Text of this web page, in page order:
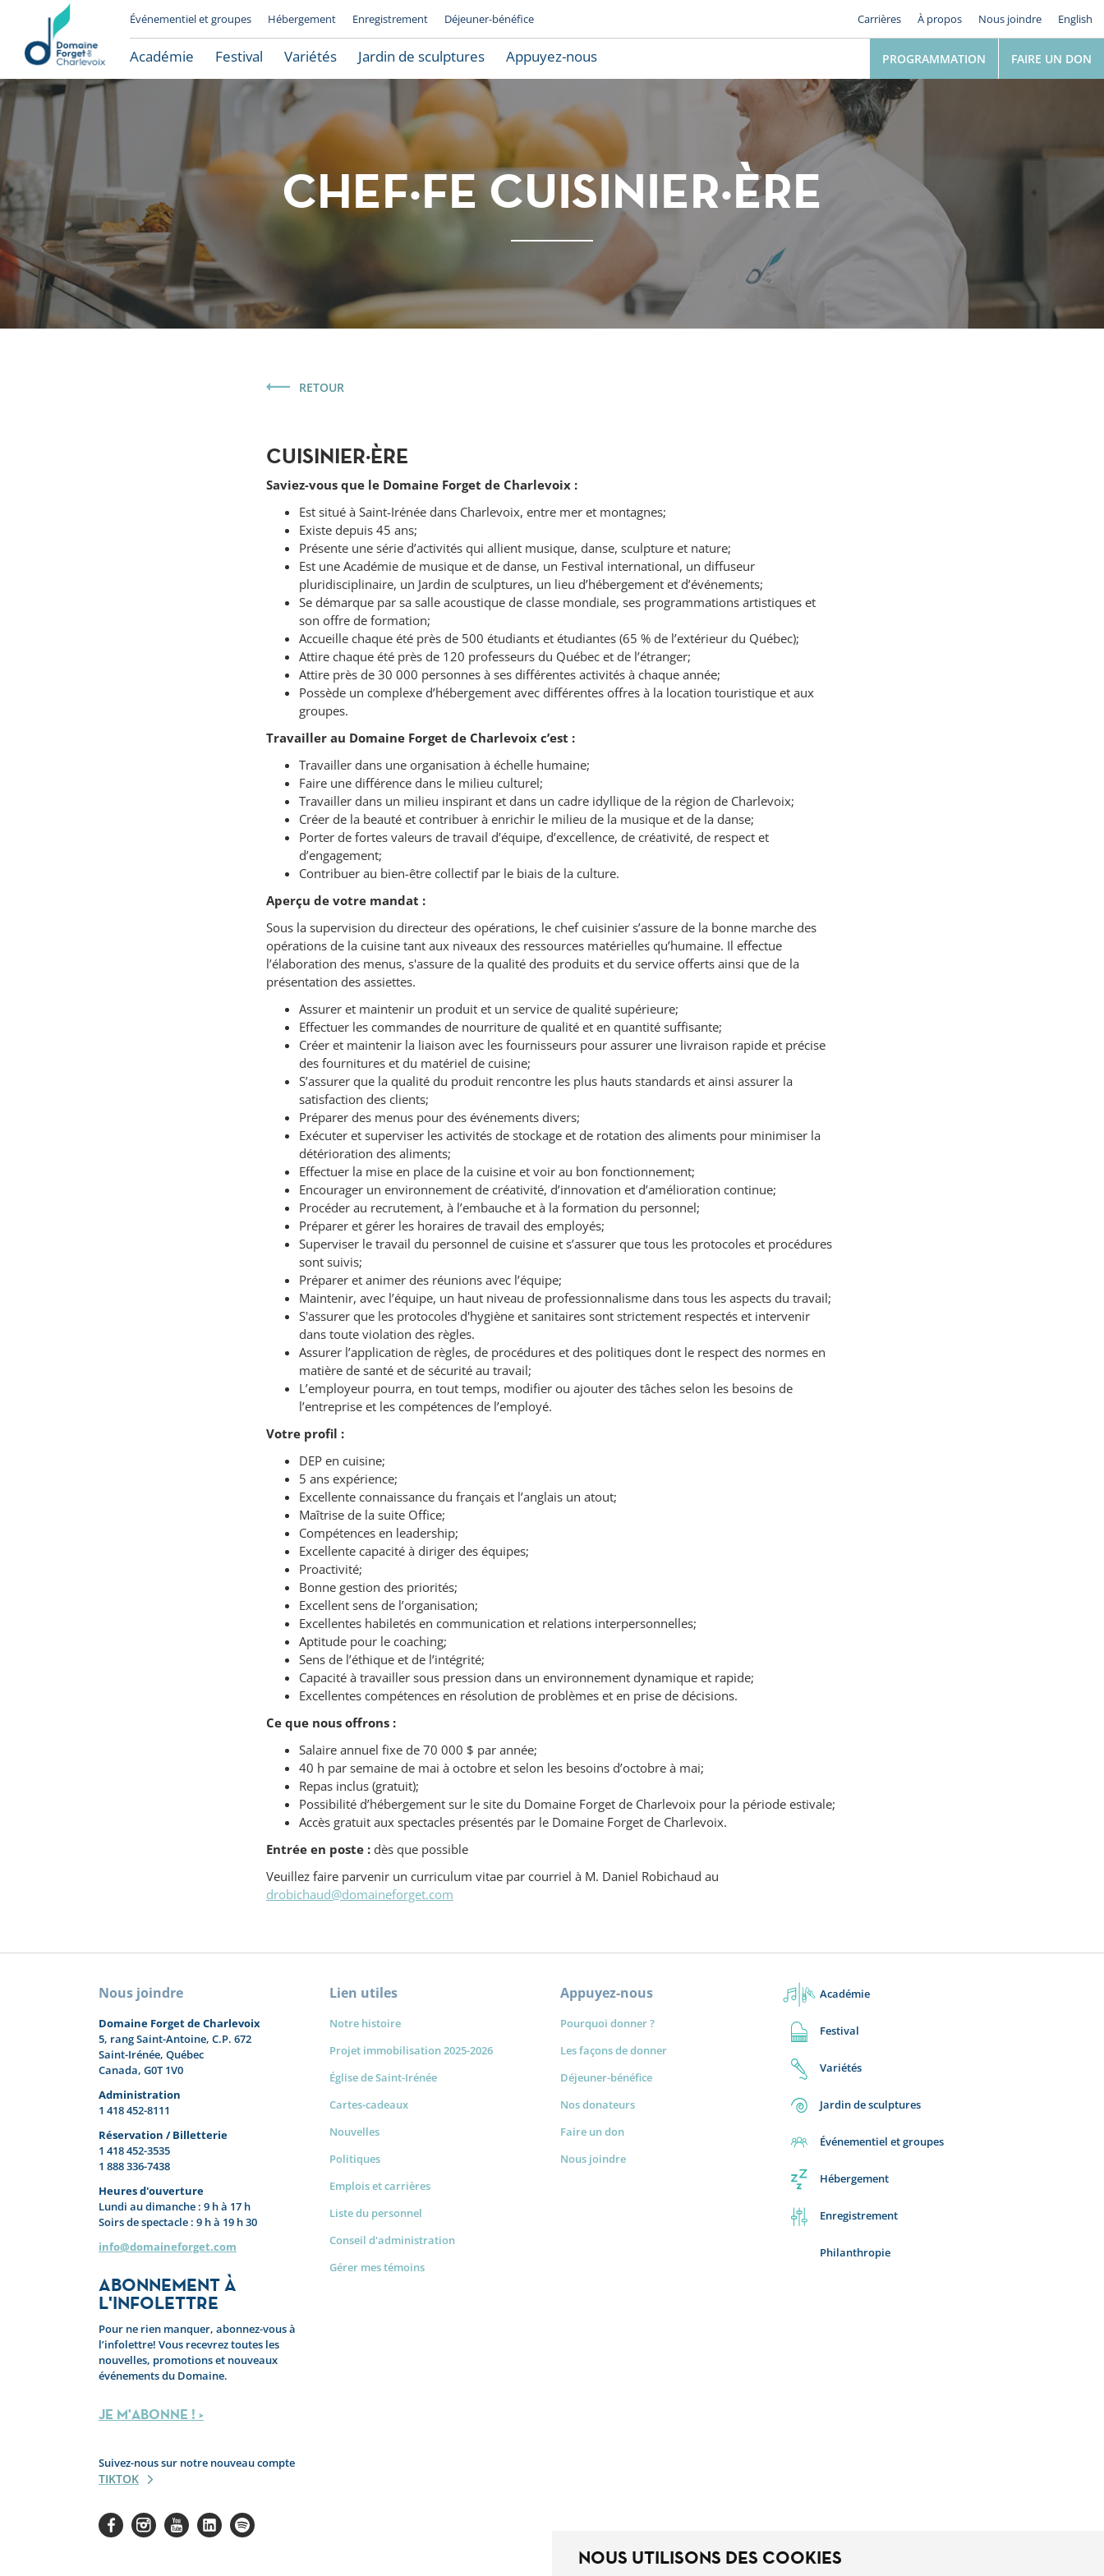
NOUS UTILISONS DES COOKIES
Le Domaine Forget
Événementiel et groupes Hébergement Enregistrement Déjeuner-bénéfice Carrières À propos Nous joindre English
Académie Festival Variétés Jardin de sculptures Appuyez-nous PROGRAMMATION FAIRE UN DON
CHEF·FE CUISINIER·ÈRE
RETOUR
CUISINIER·ÈRE
Saviez-vous que le Domaine Forget de Charlevoix :
Est situé à Saint-Irénée dans Charlevoix, entre mer et montagnes;
Existe depuis 45 ans;
Présente une série d’activités qui allient musique, danse, sculpture et nature;
Est une Académie de musique et de danse, un Festival international, un diffuseur
pluridisciplinaire, un Jardin de sculptures, un lieu d’hébergement et d’événements;
Se démarque par sa salle acoustique de classe mondiale, ses programmations artistiques et
son offre de formation;
Accueille chaque été près de 500 étudiants et étudiantes (65 % de l’extérieur du Québec);
Attire chaque été près de 120 professeurs du Québec et de l’étranger;
Attire près de 30 000 personnes à ses différentes activités à chaque année;
Possède un complexe d’hébergement avec différentes offres à la location touristique et aux
groupes.
Travailler au Domaine Forget de Charlevoix c’est :
Travailler dans une organisation à échelle humaine;
Faire une différence dans le milieu culturel;
Travailler dans un milieu inspirant et dans un cadre idyllique de la région de Charlevoix;
Créer de la beauté et contribuer à enrichir le milieu de la musique et de la danse;
Porter de fortes valeurs de travail d’équipe, d’excellence, de créativité, de respect et
d’engagement;
Contribuer au bien-être collectif par le biais de la culture.
Aperçu de votre mandat :
Sous la supervision du directeur des opérations, le chef cuisinier s’assure de la bonne marche des
opérations de la cuisine tant aux niveaux des ressources matérielles qu’humaine. Il effectue
l’élaboration des menus, s'assure de la qualité des produits et du service offerts ainsi que de la
présentation des assiettes.
Assurer et maintenir un produit et un service de qualité supérieure;
Effectuer les commandes de nourriture de qualité et en quantité suffisante;
Créer et maintenir la liaison avec les fournisseurs pour assurer une livraison rapide et précise
des fournitures et du matériel de cuisine;
S’assurer que la qualité du produit rencontre les plus hauts standards et ainsi assurer la
satisfaction des clients;
Préparer des menus pour des événements divers;
Exécuter et superviser les activités de stockage et de rotation des aliments pour minimiser la
détérioration des aliments;
Effectuer la mise en place de la cuisine et voir au bon fonctionnement;
Encourager un environnement de créativité, d’innovation et d’amélioration continue;
Procéder au recrutement, à l’embauche et à la formation du personnel;
Préparer et gérer les horaires de travail des employés;
Superviser le travail du personnel de cuisine et s’assurer que tous les protocoles et procédures
sont suivis;
Préparer et animer des réunions avec l’équipe;
Maintenir, avec l’équipe, un haut niveau de professionnalisme dans tous les aspects du travail;
S'assurer que les protocoles d'hygiène et sanitaires sont strictement respectés et intervenir
dans toute violation des règles.
Assurer l’application de règles, de procédures et des politiques dont le respect des normes en
matière de santé et de sécurité au travail;
L’employeur pourra, en tout temps, modifier ou ajouter des tâches selon les besoins de
l’entreprise et les compétences de l’employé.
Votre profil :
DEP en cuisine;
5 ans expérience;
Excellente connaissance du français et l’anglais un atout;
Maîtrise de la suite Office;
Compétences en leadership;
Excellente capacité à diriger des équipes;
Proactivité;
Bonne gestion des priorités;
Excellent sens de l’organisation;
Excellentes habiletés en communication et relations interpersonnelles;
Aptitude pour le coaching;
Sens de l’éthique et de l’intégrité;
Capacité à travailler sous pression dans un environnement dynamique et rapide;
Excellentes compétences en résolution de problèmes et en prise de décisions.
Ce que nous offrons :
Salaire annuel fixe de 70 000 $ par année;
40 h par semaine de mai à octobre et selon les besoins d’octobre à mai;
Repas inclus (gratuit);
Possibilité d’hébergement sur le site du Domaine Forget de Charlevoix pour la période estivale;
Accès gratuit aux spectacles présentés par le Domaine Forget de Charlevoix.
Entrée en poste : dès que possible
Veuillez faire parvenir un curriculum vitae par courriel à M. Daniel Robichaud au
drobichaud@domaineforget.com
Nous joindre
Domaine Forget de Charlevoix
5, rang Saint-Antoine, C.P. 672
Saint-Irénée, Québec
Canada, G0T 1V0
Administration
1 418 452-8111
Réservation / Billetterie
1 418 452-3535
1 888 336-7438
Heures d'ouverture
Lundi au dimanche : 9 h à 17 h
Soirs de spectacle : 9 h à 19 h 30
info@domaineforget.com
ABONNEMENT À
L'INFOLETTRE
Pour ne rien manquer, abonnez-vous à
l’infolettre! Vous recevrez toutes les
nouvelles, promotions et nouveaux
événements du Domaine.
JE M'ABONNE ! >
Suivez-nous sur notre nouveau compte
TIKTOK
Lien utiles
Notre histoire
Projet immobilisation 2025-2026
Église de Saint-Irénée
Cartes-cadeaux
Nouvelles
Politiques
Emplois et carrières
Liste du personnel
Conseil d'administration
Gérer mes témoins
Appuyez-nous
Pourquoi donner ?
Les façons de donner
Déjeuner-bénéfice
Nos donateurs
Faire un don
Nous joindre
Académie
Festival
Variétés
Jardin de sculptures
Événementiel et groupes
Hébergement
Enregistrement
Philanthropie